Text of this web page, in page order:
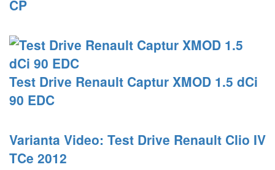
CP
Test Drive Renault Captur XMOD 1.5 dCi
90 EDC
Varianta Video: Test Drive Renault Clio IV
TCe 2012